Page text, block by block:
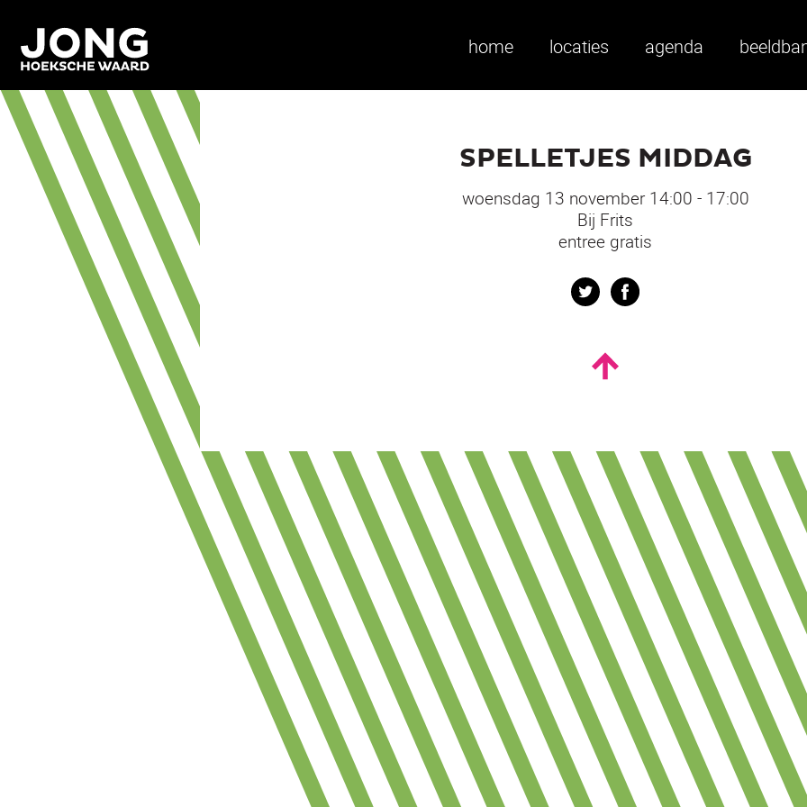
home locaties agenda
SPELLETJES MIDDAG
woensdag 13 november 14:00 - 17:00
Bij Frits
entree gratis
Twitter